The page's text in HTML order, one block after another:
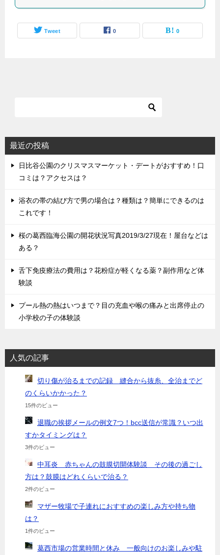
Tweet 0 0
最近の投稿
日比谷公園のクリスマスマーケット・デートがおすすめ！口
コミは？アクセスは？
浴衣の帯の結び方で男の場合は？種類は？簡単にできるのは
これです！
桜の葛西臨海公園の開花状況写真2019/3/27現在！屋台などは
ある？
舌下免疫療法の費用は？花粉症が軽くなる薬？副作用など体
験談
プール熱の熱はいつまで？目の充血や喉の痛みと出席停止の
小学校の子の体験談
人気の記事
切り傷が治るまでの記録 縫合から抜糸、全治までど
のくらいかかった？
15件のビュー
退職の挨拶メールの例文7つ！bcc送信が常識？いつ出
すかタイミングは？
3件のビュー
中耳炎 赤ちゃんの鼓膜切開体験談 その後の過ごし
方は？鼓膜はどれくらいで治る？
2件のビュー
マザー牧場で子連れにおすすめの楽しみ方や持ち物
は？
1件のビュー
葛西市場の営業時間と休み 一般向けのお楽しみや駐